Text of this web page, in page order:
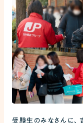
受験生のみなさんに、